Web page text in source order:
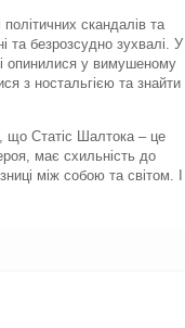
скандалів та
та безрозсудно зухвалі. У
опинилися у вимушеному
з ностальгією та знайти
що Статіс Шалтока – це
має схильність до
між собою та світом. І